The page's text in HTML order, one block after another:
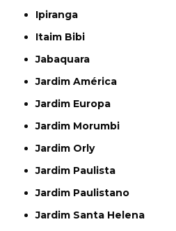
Ipiranga
Itaim Bibi
Jabaquara
Jardim América
Jardim Europa
Jardim Morumbi
Jardim Orly
Jardim Paulista
Jardim Paulistano
Jardim Santa Helena